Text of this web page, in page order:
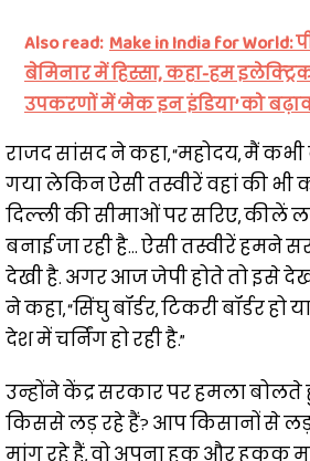
Also read: Make in India for World:
बेमिनार में हिस्सा, कहा-हम
उपकरणों में ‘मेक इन इंडिया’ को
राजद सांसद ने कहा, “महोदय, मैं
गया लेकिन ऐसी तस्वीरें वहां की भी
दिल्ली की सीमाओं पर सरिए, कीलें
बनाई जा रही है… ऐसी तस्वीरें हमने
देखी है. अगर आज जेपी होते तो इसे
ने कहा, “सिंघु बॉर्डर, टिकरी बॉर्डर हो
देश में चर्निंग हो रही है.”
उन्होंने केंद्र सरकार पर हमला
किससे लड़ रहे हैं? आप किसानों से
मांग रहे हैं, वो अपना हक और हुकूक